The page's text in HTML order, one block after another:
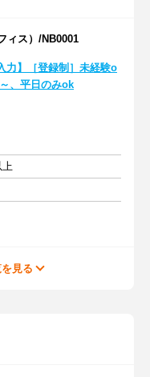
ィス）/NB0001
力】［登録制］未経験o
、平日のみok
上
見る